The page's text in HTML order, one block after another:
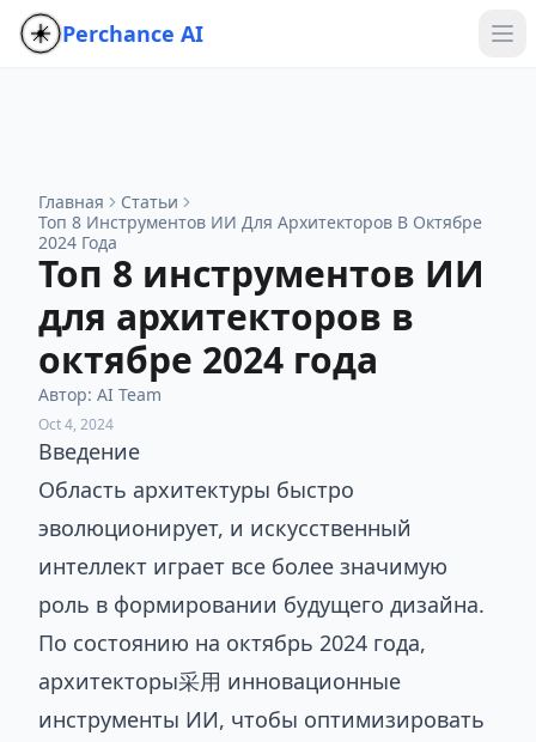
Perchance AI
Главная
Статьи
Топ 8 Инструментов ИИ Для Архитекторов В Октябре
2024 Года
Топ 8 инструментов ИИ
для архитекторов в
октябре 2024 года
Автор: AI Team
Oct 4, 2024
Введение
Область архитектуры быстро
эволюционирует, и искусственный
интеллект играет все более значимую
роль в формировании будущего дизайна.
По состоянию на октябрь 2024 года,
архитекторы采用 инновационные
инструменты ИИ, чтобы оптимизировать